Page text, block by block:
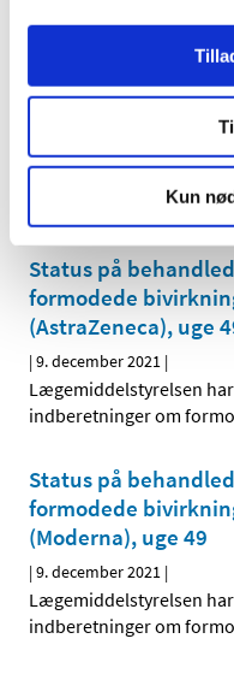
Kun
Status på
formodede
Janssen (Johnson &
|9. december 2021|
modtaget 489
Status på
formodede
(AstraZeneca), uge
|9. december 2021 |
Lægemiddelstyrelsen
indberetninger om
Status på
formodede
(Moderna), uge 49
|9. december 2021 |
Lægemiddelstyrelsen
indberetninger om